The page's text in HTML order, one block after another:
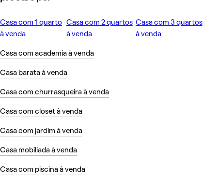
Casa com 1 quarto
à venda
Casa com 2 quartos
à venda
Casa com 3 quartos
à venda
Casa com academia à venda
Casa barata à venda
Casa com churrasqueira à venda
Casa com closet à venda
Casa com jardim à venda
Casa mobiliada à venda
Casa com piscina à venda